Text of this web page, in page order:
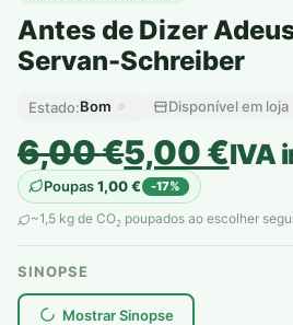
Antes de Dizer
Servan-Schreiber
Estado:Bom Disponível em loja
6,00€
O
preço
original
era:
6,00 €.
5,00€
O
preço
atual
é:
5,00 €.
IVA
Poupas1,00€ -17%
~1,5 kg de CO2 poupados ao escolher
SINOPSE
Mostrar Sinopse
plantar árvores reais